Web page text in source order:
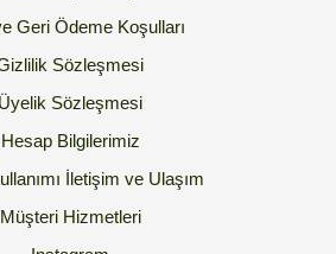
Geri Ödeme Koşulları
Sözleşmesi
Üyelik Sözleşmesi
Hesap Bilgilerimiz
İletişim ve Ulaşım
Müşteri Hizmetleri